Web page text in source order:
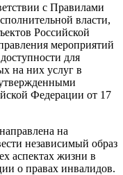
с Правилами
власти,
Российской
мероприятий
для
на них услуг в
Федерации от 17
на
независимый образ
аспектах жизни в
о правах инвалидов.